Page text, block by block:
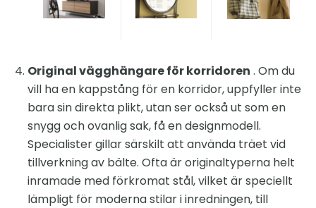
Original vägghängare för korridoren . Om du
vill ha en kappstång för en korridor, uppfyller inte
bara sin direkta plikt, utan ser också ut som en
snygg och ovanlig sak, få en designmodell.
Specialister gillar särskilt att använda träet vid
tillverkning av bälte. Ofta är originaltyperna helt
inramade med förkromat stål, vilket är speciellt
lämpligt för moderna stilar i inredningen, till